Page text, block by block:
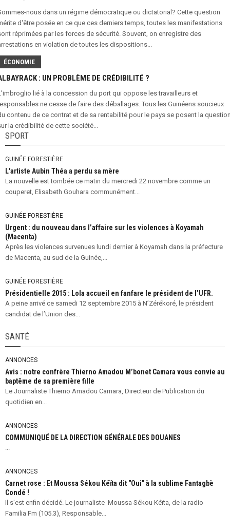
nous dans un régime démocratique ou dictatorial? Cette question
d'être posée en ce que ces derniers temps, toutes les manifestations
réprimées par les forces de sécurité. Souvent, on enregistre des
en violation de toutes les dispositions...
ÉCONOMIE
: UN PROBLÈME DE CRÉDIBILITÉ ?
lié à la concession du port qui oppose les travailleurs et
ne cesse de faire des déballages. Tous les Guinéens soucieux
contenu de ce contrat et de sa rentabilité pour le pays se posent la
la crédibilité de cette société...
SPORT
GUINÉE FORESTIÈRE
L'artiste Aubin Théa a perdu sa mère
La nouvelle est tombée ce matin du mercredi 22 novembre comme un
couperet, Elisabeth Gouhara communément...
GUINÉE FORESTIÈRE
Urgent : du nouveau dans l’affaire sur les violences à Koyamah
(Macenta)
Après les violences survenues lundi dernier à Koyamah dans la préfecture
de Macenta, au sud de la Guinée,...
GUINÉE FORESTIÈRE
Présidentielle 2015 : Lola accueil en fanfare le président de l’UFR.
A peine arrivé ce samedi 12 septembre 2015 à N’Zérékoré, le président
candidat de l’Union des...
SANTÉ
ANNONCES
Avis : notre confrère Thierno Amadou M’bonet Camara vous convie au
baptême de sa première fille
Le Journaliste Thierno Amadou Camara, Directeur de Publication du
quotidien en...
ANNONCES
COMMUNIQUÉ DE LA DIRECTION GÉNÉRALE DES DOUANES
...
ANNONCES
Carnet rose : Et Moussa Sékou Kéïta dit "Oui" à la sublime Fantagbè
Condé !
Il s'est enfin décidé. Le journaliste Moussa Sékou Kéïta, de la radio
Familia Fm (105.3), Responsable...